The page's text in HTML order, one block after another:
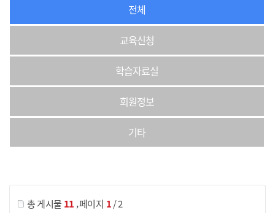
전체
교육신청
학습자료실
회원정보
기타
총 게시물 11 ,페이지 1/ 2